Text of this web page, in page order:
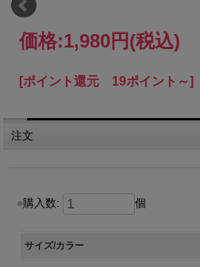
価格:1,980円(税込)
[ポイント還元 19ポイント～]
注文
購入数: 個
サイズ/カラー